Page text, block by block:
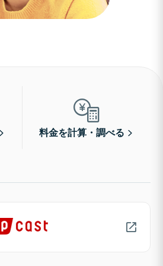
料金を計算・調べる